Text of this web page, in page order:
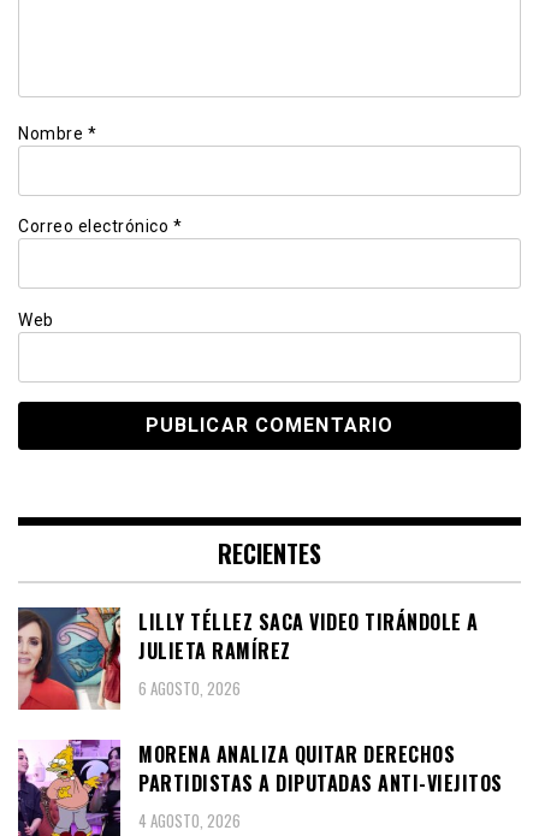
Nombre *
Correo electrónico *
Web
RECIENTES
LILLY TÉLLEZ SACA VIDEO TIRÁNDOLE A
JULIETA RAMÍREZ
6 AGOSTO, 2026
MORENA ANALIZA QUITAR DERECHOS
PARTIDISTAS A DIPUTADAS ANTI-VIEJITOS
4 AGOSTO, 2026